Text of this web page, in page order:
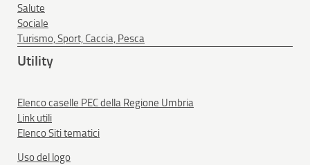
Salute
Sociale
Turismo, Sport, Caccia, Pesca
Utility
Elenco caselle PEC della Regione Umbria
Link utili
Elenco Siti tematici
Uso del logo